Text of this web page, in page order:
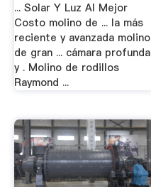
... Solar Y Luz Al Mejor
Costo molino de ... la más
reciente y avanzada molino
de gran ... cámara profunda
y . Molino de rodillos
Raymond ...